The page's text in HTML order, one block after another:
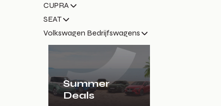
CUPRA
SEAT
Volkswagen Bedrijfswagens
Summer
Deals